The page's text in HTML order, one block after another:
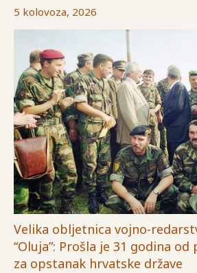
5 kolovoza, 2026
Velika obljetnica vojno-
“Oluja”: Prošla je 31 godina
za opstanak hrvatske države